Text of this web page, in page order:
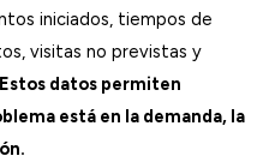
iniciados, tiempos de
visitas no previstas y
Estos datos permiten
está en la demanda, la